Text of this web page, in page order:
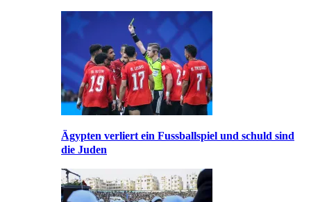
Ägypten verliert ein Fussballspiel und schuld sind
die Juden